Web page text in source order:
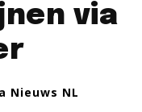
via
Nieuws NL